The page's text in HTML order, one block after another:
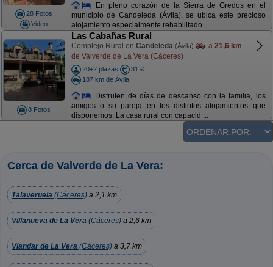
28 Fotos
Video
En pleno corazón de la Sierra de Gredos en el
municipio de Candeleda (Ávila), se ubica este precioso
alojamiento especialmente rehabilitado ...
8 Fotos
Las Cabañas Rural
Complejo Rural en Candeleda (Ávila) a 21,6 km
de Valverde de La Vera (Cáceres)
20+2 plazas
31 €
187 km de Ávila
Disfruten de días de descanso con la familia, los
amigos o su pareja en los distintos alojamientos que
disponemos. La casa rural con capacid ...
Cerca de Valverde de La Vera:
Talaveruela (Cáceres) a 2,1 km
Villanueva de La Vera (Cáceres) a 2,6 km
Viandar de La Vera (Cáceres) a 3,7 km